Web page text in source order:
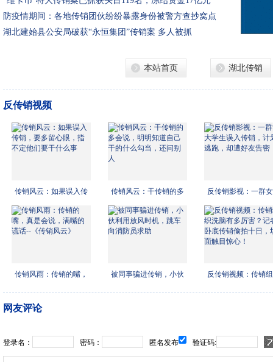
防疫情期间：各地传销团伙纷纷暴露身份被警方查抄窝点
湖北建始县公安局破获“永恒集团”传销案 多人被抓
本站首页 湖北传销
反传销视频
传销风云：如果误入传
传销风云：干传销的多
反传销影视：一群
传销风雨：传销的嘴，
被同事骗进传销，小伙
反传销视频：传销
网友评论
登录名： 密码： 匿名发布 验证码: